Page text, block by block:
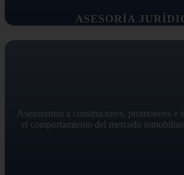
ASESORÍA
Asesoramos a constructores, promotores e
el comportamiento del mercado